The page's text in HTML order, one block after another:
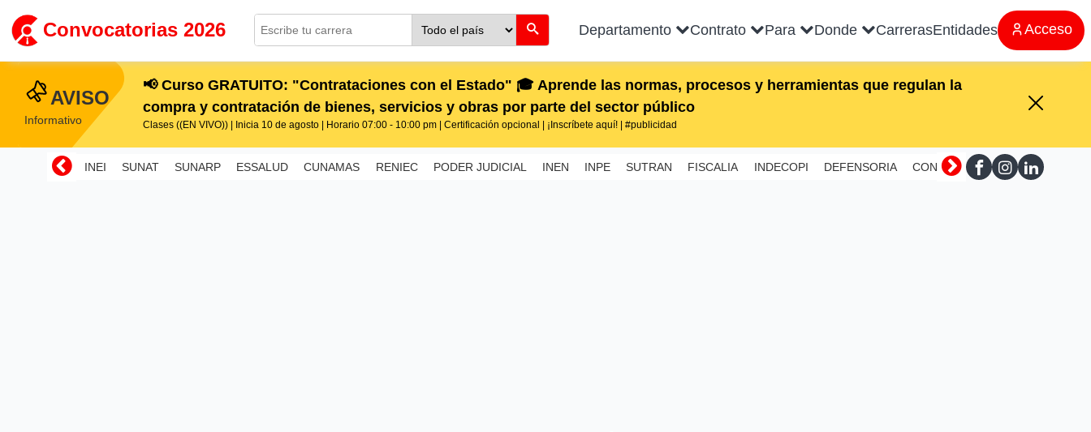
Convocatorias 2026 Departamento Contrato Para Donde CarrerasEntidades Acceso
AVISO
Informativo
📢 Curso GRATUITO: "Contrataciones con el Estado" 🎓 Aprende las normas, procesos y herramientas que regulan la
compra y contratación de bienes, servicios y obras por parte del sector público
Clases ((EN VIVO)) | Inicia 10 de agosto | Horario 07:00 - 10:00 pm | Certificación opcional | ¡Inscríbete aquí! | #publicidad
INEI SUNAT SUNARP ESSALUD CUNAMAS RENIEC PODER JUDICIAL INEN INPE SUTRAN FISCALIA INDECOPI DEFENSORIA CONTRALORIA SUNAFIL